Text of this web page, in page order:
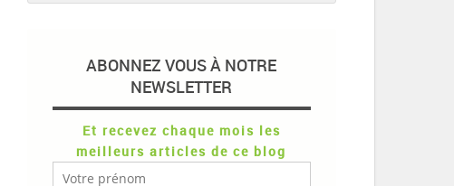
ABONNEZ VOUS À NOTRE
NEWSLETTER
Et recevez chaque mois les
meilleurs articles de ce blog